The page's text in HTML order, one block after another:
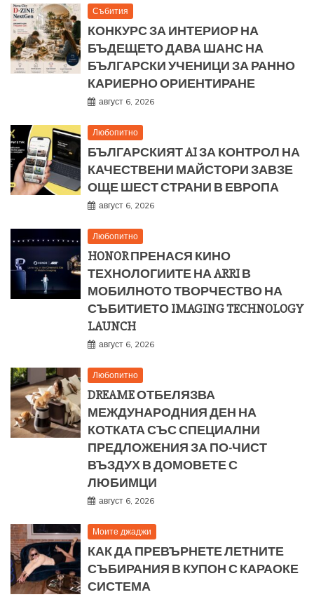
Събития
КОНКУРС ЗА ИНТЕРИОР НА
БЪДЕЩЕТО ДАВА ШАНС НА
БЪЛГАРСКИ УЧЕНИЦИ ЗА РАННО
КАРИЕРНО ОРИЕНТИРАНЕ
август 6, 2026
Любопитно
БЪЛГАРСКИЯТ AI ЗА КОНТРОЛ НА
КАЧЕСТВЕНИ МАЙСТОРИ ЗАВЗЕ
ОЩЕ ШЕСТ СТРАНИ В ЕВРОПА
август 6, 2026
Любопитно
HONOR ПРЕНАСЯ КИНО
ТЕХНОЛОГИИТЕ НА ARRI В
МОБИЛНОТО ТВОРЧЕСТВО НА
СЪБИТИЕТО IMAGING TECHNOLOGY
LAUNCH
август 6, 2026
Любопитно
DREAME ОТБЕЛЯЗВА
МЕЖДУНАРОДНИЯ ДЕН НА
КОТКАТА СЪС СПЕЦИАЛНИ
ПРЕДЛОЖЕНИЯ ЗА ПО-ЧИСТ
ВЪЗДУХ В ДОМОВЕТЕ С
ЛЮБИМЦИ
август 6, 2026
Моите джаджи
КАК ДА ПРЕВЪРНЕТЕ ЛЕТНИТЕ
СЪБИРАНИЯ В КУПОН С КАРАОКЕ
СИСТЕМА